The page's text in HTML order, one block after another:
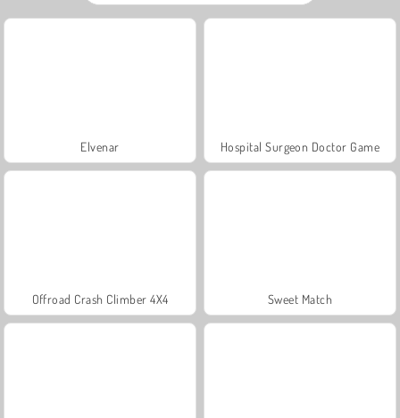
Elvenar Hospital Surgeon Doctor Game
Offroad Crash Climber 4X4 Sweet Match